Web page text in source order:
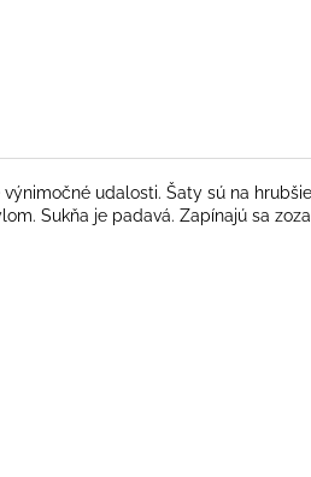
udalosti. Šaty sú na
Sukňa je padavá. Zapínajú sa